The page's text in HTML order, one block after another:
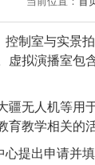
制室与实景
虚拟演播室包
疆无人机等用
教学相关的活
心提出申请并